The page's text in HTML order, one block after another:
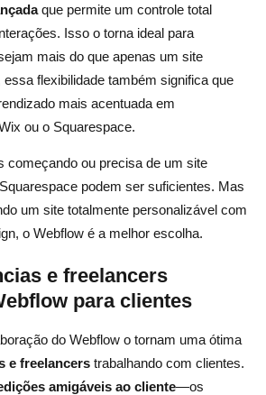
que permite um controle total
Isso o torna ideal para
mais do que apenas um site
flexibilidade também significa que
mais acentuada em
ou o Squarespace.
começando ou precisa de um site
podem ser suficientes. Mas
um site totalmente personalizável com
o Webflow é a melhor escolha.
e freelancers
para clientes
do Webflow o tornam uma ótima
e freelancers trabalhando com clientes.
amigáveis ao cliente—os